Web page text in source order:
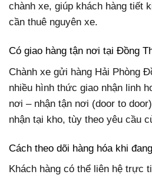
chành xe, giúp khách hàng tiết
cần thuê nguyên xe.
Có giao hàng tận nơi tại Đồng
Chành xe gửi hàng Hải Phòng
nhiều hình thức giao nhận linh
nơi – nhận tận nơi (door to
nhận tại kho, tùy theo yêu cầu
Cách theo dõi hàng hóa khi
Khách hàng có thể liên hệ trực